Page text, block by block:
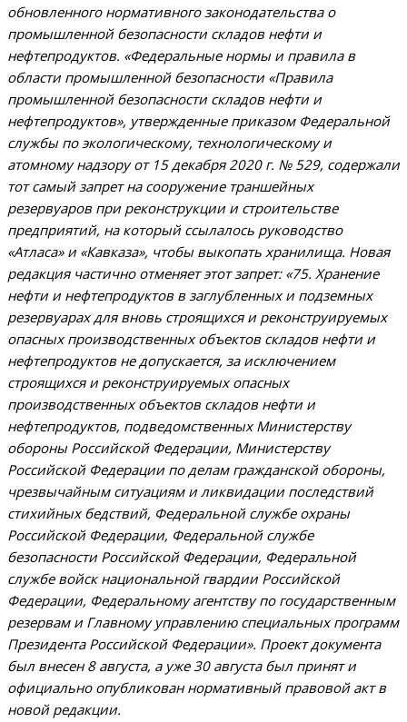
обновленного нормативного законодательства о
промышленной безопасности складов нефти и
нефтепродуктов. «Федеральные нормы и правила в
области промышленной безопасности «Правила
промышленной безопасности складов нефти и
нефтепродуктов», утвержденные приказом Федеральной
службы по экологическому, технологическому и
атомному надзору от 15 декабря 2020 г. № 529, содержали
тот самый запрет на сооружение траншейных
резервуаров при реконструкции и строительстве
предприятий, на который ссылалось руководство
«Атласа» и «Кавказа», чтобы выкопать хранилища. Новая
редакция частично отменяет этот запрет: «75. Хранение
нефти и нефтепродуктов в заглубленных и подземных
резервуарах для вновь строящихся и реконструируемых
опасных производственных объектов складов нефти и
нефтепродуктов не допускается, ‎за исключением
строящихся и реконструируемых опасных
производственных объектов складов нефти и
нефтепродуктов, подведомственных Министерству
обороны Российской Федерации, Министерству
Российской Федерации по делам гражданской обороны,
чрезвычайным ситуациям и ликвидации последствий
стихийных бедствий, Федеральной службе охраны
Российской Федерации, Федеральной службе
безопасности Российской Федерации, Федеральной
службе войск национальной гвардии Российской
Федерации, Федеральному агентству по государственным
резервам и Главному управлению специальных программ
Президента Российской Федерации». Проект документа
был внесен 8 августа, а уже 30 августа был принят и
официально опубликован нормативный правовой акт в
новой редакции.